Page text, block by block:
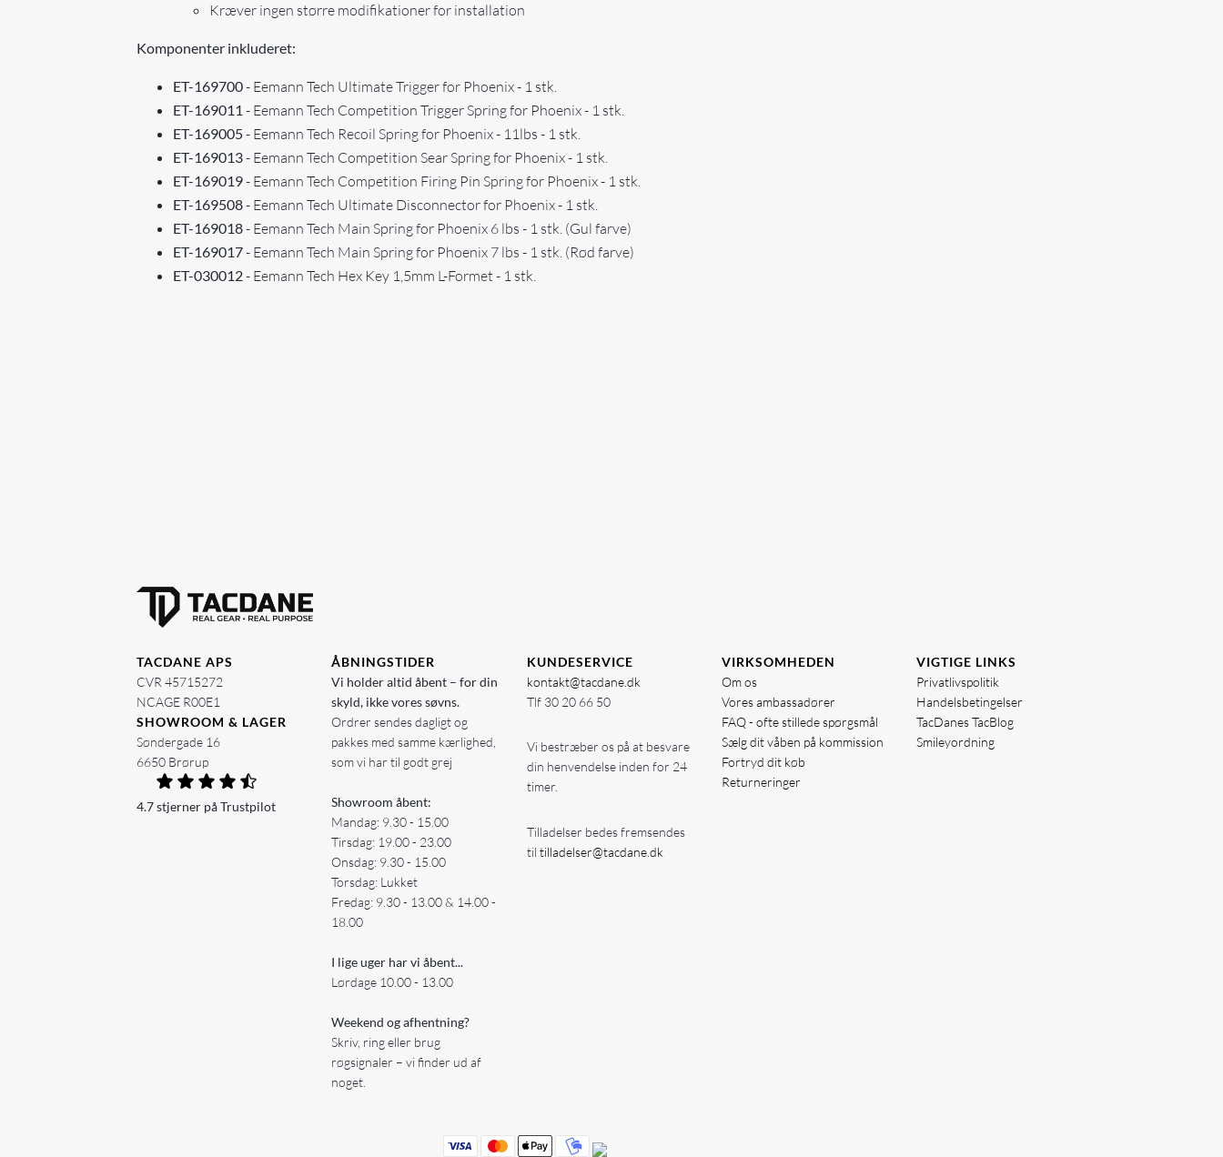
Kræver ingen større modifikationer for installation
Komponenter inkluderet:
ET-169700- Eemann Tech Ultimate Trigger for Phoenix - 1 stk.
ET-169011 - Eemann Tech Competition Trigger Spring for Phoenix - 1 stk.
ET-169005- Eemann Tech Recoil Spring for Phoenix - 11lbs - 1 stk.
ET-169013- Eemann Tech Competition Sear Spring for Phoenix - 1 stk.
ET-169019- Eemann Tech Competition Firing Pin Spring for Phoenix - 1 stk.
ET-169508- Eemann Tech Ultimate Disconnector for Phoenix - 1 stk.
ET-169018- Eemann Tech Main Spring for Phoenix 6 lbs - 1 stk. (Gul farve)
ET-169017- Eemann Tech Main Spring for Phoenix 7 lbs - 1 stk. (Rød farve)
ET-030012- Eemann Tech Hex Key 1,5mm L-Formet - 1 stk.
TACDANE APS
CVR 45715272
NCAGE R00E1
SHOWROOM & LAGER
Søndergade 16
6650 Brørup
4.7 stjerner på Trustpilot
ÅBNINGSTIDER
Vi holder altid åbent – for din
skyld, ikke vores søvns.
Ordrer sendes dagligt og
pakkes med samme kærlighed,
som vi har til godt grej
Showroom åbent:
Mandag: 9.30 - 15.00
Tirsdag: 19.00 - 23.00
Onsdag: 9.30 - 15.00
Torsdag: Lukket
Fredag: 9.30 - 13.00 & 14.00 -
18.00
I lige uger har vi åbent...
Lørdage 10.00 - 13.00
Weekend og afhentning?
Skriv, ring eller brug
røgsignaler – vi finder ud af
noget.
KUNDESERVICE
kontakt@tacdane.dk
Tlf 30 20 66 50
Vi bestræber os på at besvare
din henvendelse inden for 24
timer.
Tilladelser bedes fremsendes
til tilladelser@tacdane.dk
VIRKSOMHEDEN
Om os
Vores ambassadører
FAQ - ofte stillede spørgsmål
Sælg dit våben på kommission
Fortryd dit køb
Returneringer
VIGTIGE LINKS
Privatlivspolitik
Handelsbetingelser
TacDanes TacBlog
Smileyordning